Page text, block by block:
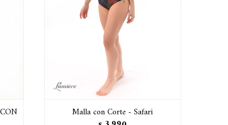
Malla con Corte - Safari